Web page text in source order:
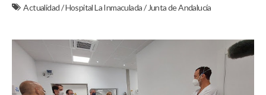
Actualidad/Hospital La Inmaculada/ Junta de Andalucía